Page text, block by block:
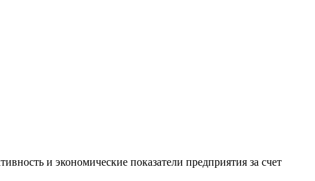
и экономические показатели предприятия за счет